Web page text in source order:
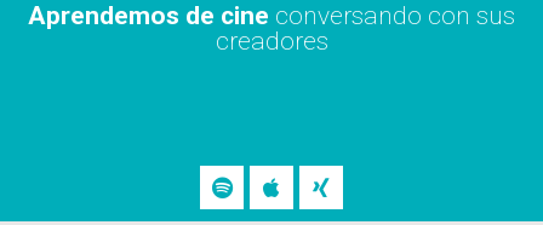
Aprendemos de cine conversando con sus
creadores
o
t
i
p
l
e
n
g